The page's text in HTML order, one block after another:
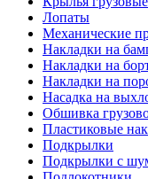
Лопаты
Механические
Накладки на
Накладки на
Накладки на
Насадка на
Обшивка
Пластиковые
Подкрылки
Подкрылки с